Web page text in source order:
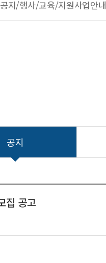
공지/행사/교육/지원사업안내
공지
집 공고